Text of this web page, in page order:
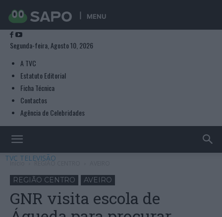
MENU
Segunda-feira, Agosto 10, 2026
A TVC
Estatuto Editorial
Ficha Técnica
Contactos
Agência de Celebridades
TVC TELEVISÃO
Início REGIÃO CENTRO
REGIÃO CENTRO AVEIRO
GNR visita escola de